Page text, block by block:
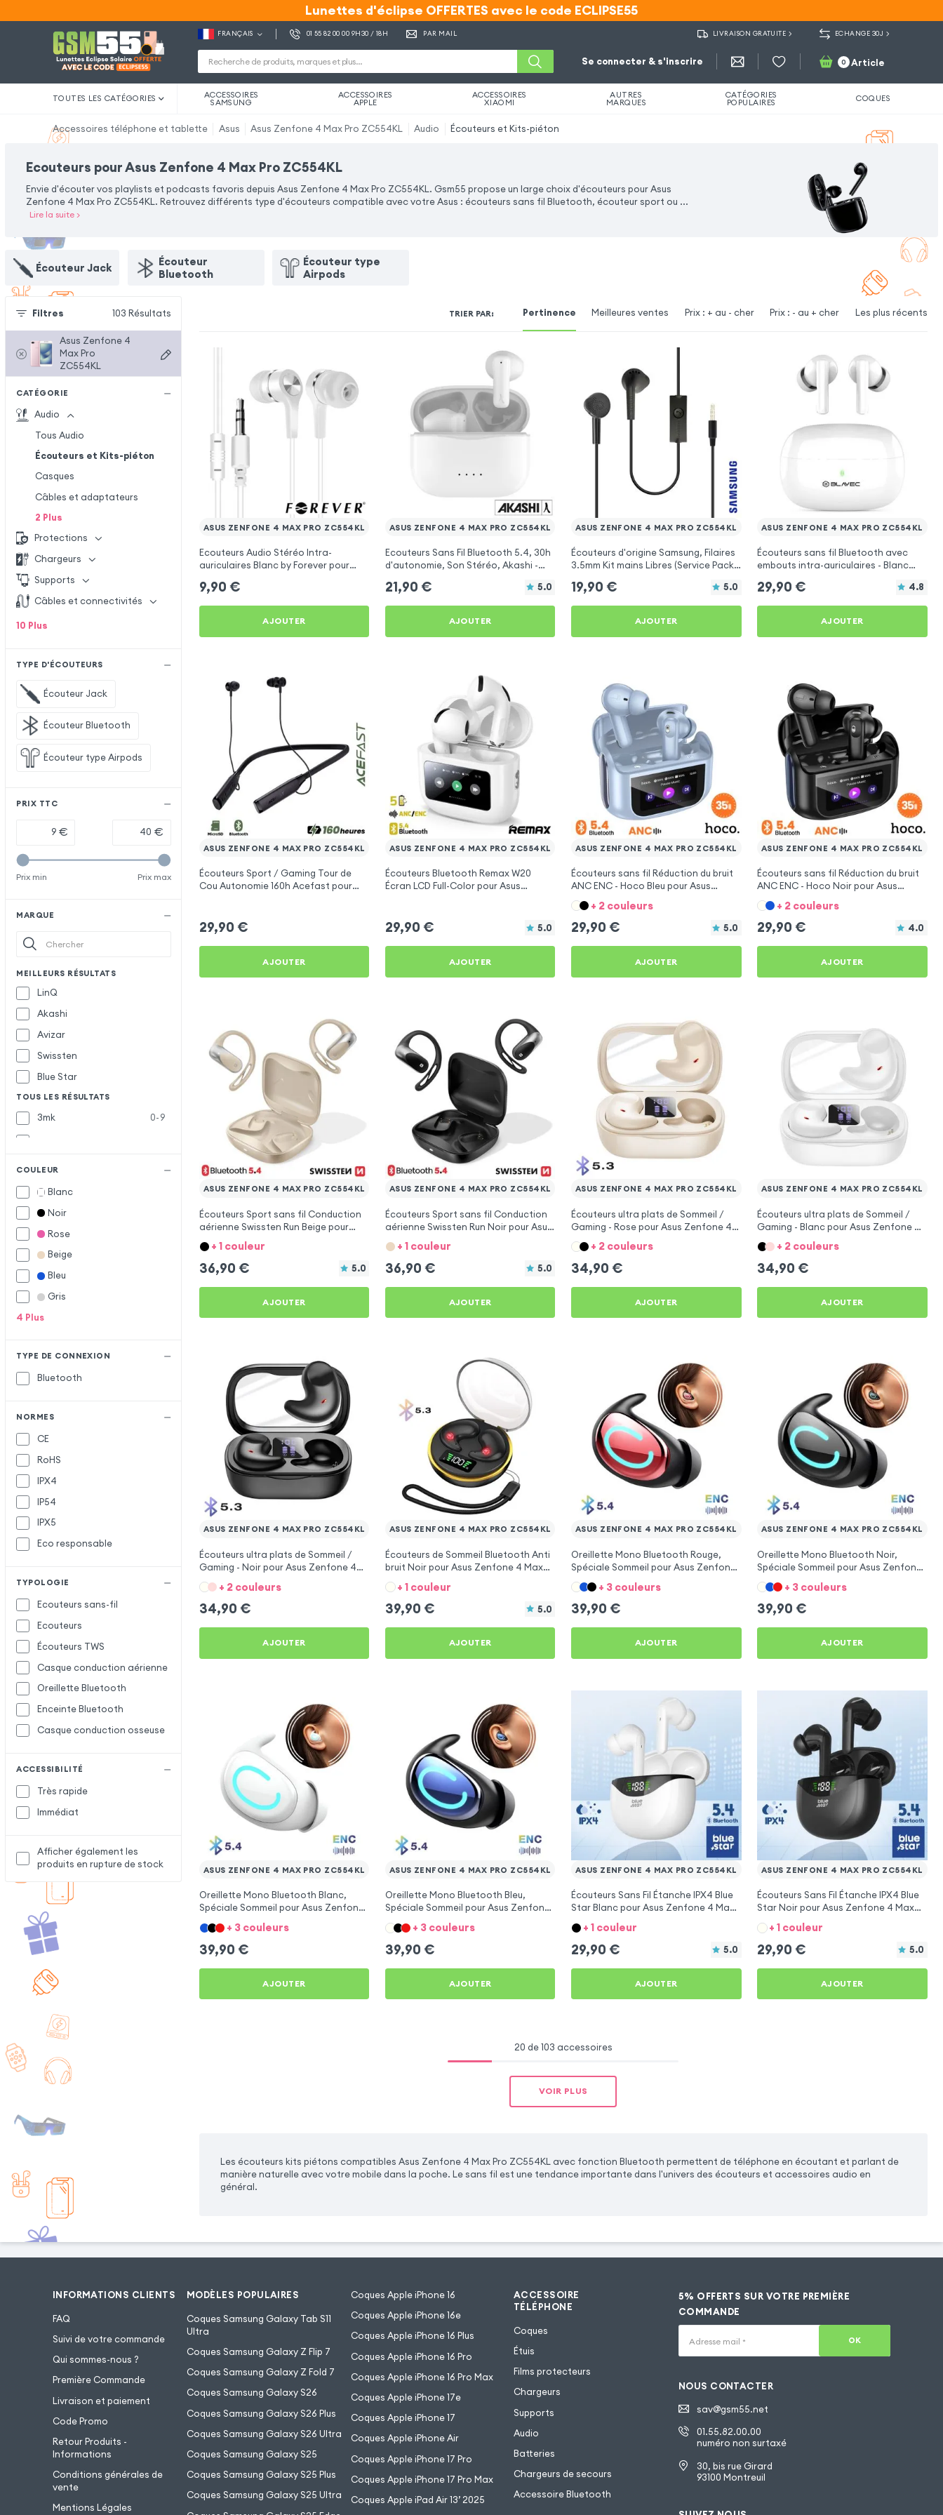
Lunettes d'éclipse OFFERTES avec le code ECLIPSE55
Lunettes d'éclipse OFFERTES avec le code ECLIPSE55
FRANÇAIS 01 55 82 00 00 9H30 / 18H PAR MAIL LIVRAISON GRATUITE ECHANGE 30J
Se connecter & s'inscrire 0 Article
TOUTES LES CATÉGORIES ACCESSOIRES
SAMSUNG
ACCESSOIRES
APPLE
ACCESSOIRES
XIAOMI
AUTRES
MARQUES
CATÉGORIES
POPULAIRES COQUES
Accessoires téléphone et tablette Asus Asus Zenfone 4 Max Pro ZC554KL Audio Écouteurs et Kits-piéton
Ecouteurs pour Asus Zenfone 4 Max Pro ZC554KL
Envie d'écouter vos playlists et podcasts favoris depuis Asus Zenfone 4 Max Pro ZC554KL. Gsm55 propose un large choix d'écouteurs pour Asus
Zenfone 4 Max Pro ZC554KL. Retrouvez différents type d'écouteurs compatible avec votre Asus : écouteurs sans fil Bluetooth, écouteur sport ou ...
Lire la suite>
Écouteur Jack
Écouteur
Bluetooth
Écouteur type
Airpods
Filtres 103 Résultats
Asus Zenfone 4
Max Pro
ZC554KL
CATÉGORIE
Audio
Tous Audio
Écouteurs et Kits-piéton
Casques
Câbles et adaptateurs
2 Plus
Protections
Chargeurs
Supports
Câbles et connectivités
10 Plus
TYPE D'ÉCOUTEURS
Écouteur Jack
Écouteur Bluetooth
Écouteur type Airpods
PRIX TTC
€ €
Prix min Prix max
MARQUE
MEILLEURS RÉSULTATS
LinQ
Akashi
Avizar
Swissten
Blue Star
TOUS LES RÉSULTATS
3mk
0-9
Belkin
Defunc
Doro
Force Play
Forever
Hoco
Inkax
Samsung
Setty
COULEUR
Blanc
Noir
Rose
Beige
Bleu
Gris
4 Plus
TYPE DE CONNEXION
Bluetooth
NORMES
CE
RoHS
IPX4
IP54
IPX5
Eco responsable
TYPOLOGIE
Ecouteurs sans-fil
Ecouteurs
Écouteurs TWS
Casque conduction aérienne
Oreillette Bluetooth
Enceinte Bluetooth
Casque conduction osseuse
ACCESSIBILITÉ
Très rapide
Immédiat
Afficher également les
produits en rupture de stock
TRIER PAR: Pertinence Meilleures ventes Prix : + au - cher Prix : - au + cher Les plus récents
ASUS ZENFONE 4 MAX PRO ZC554KL
Ecouteurs Audio Stéréo Intra-
auriculaires Blanc by Forever pour
9,90 €
AJOUTER
ASUS ZENFONE 4 MAX PRO ZC554KL
Ecouteurs Sans Fil Bluetooth 5.4, 30h
d'autonomie, Son Stéréo, Akashi -
ZC554KL
21,90 € 5.0
AJOUTER
ASUS ZENFONE 4 MAX PRO ZC554KL
Écouteurs d'origine Samsung, Filaires
3.5mm Kit mains Libres (Service Pack)
ZC554KL
19,90 € 5.0
AJOUTER
ASUS ZENFONE 4 MAX PRO ZC554KL
Écouteurs sans fil Bluetooth avec
embouts intra-auriculaires - Blanc
ZC554KL
29,90 € 4.8
AJOUTER
ASUS ZENFONE 4 MAX PRO ZC554KL
Écouteurs Sport / Gaming Tour de
Cou Autonomie 160h Acefast pour
29,90 €
AJOUTER
ASUS ZENFONE 4 MAX PRO ZC554KL
Écouteurs Bluetooth Remax W20
Écran LCD Full-Color pour Asus
29,90 € 5.0
AJOUTER
ASUS ZENFONE 4 MAX PRO ZC554KL
Écouteurs sans fil Réduction du bruit
ANC ENC - Hoco Bleu pour Asus
Zenfone 4 Max Pro ZC554KL
+ 2 couleurs
29,90 € 5.0
AJOUTER
ASUS ZENFONE 4 MAX PRO ZC554KL
Écouteurs sans fil Réduction du bruit
ANC ENC - Hoco Noir pour Asus
Zenfone 4 Max Pro ZC554KL
+ 2 couleurs
29,90 € 4.0
AJOUTER
ASUS ZENFONE 4 MAX PRO ZC554KL
Écouteurs Sport sans fil Conduction
aérienne Swissten Run Beige pour
Asus Zenfone 4 Max Pro ZC554KL
+ 1 couleur
36,90 € 5.0
AJOUTER
ASUS ZENFONE 4 MAX PRO ZC554KL
Écouteurs Sport sans fil Conduction
aérienne Swissten Run Noir pour Asus
Zenfone 4 Max Pro ZC554KL
+ 1 couleur
36,90 € 5.0
AJOUTER
ASUS ZENFONE 4 MAX PRO ZC554KL
Écouteurs ultra plats de Sommeil /
Gaming - Rose pour Asus Zenfone 4
Max Pro ZC554KL
+ 2 couleurs
34,90 €
AJOUTER
ASUS ZENFONE 4 MAX PRO ZC554KL
Écouteurs ultra plats de Sommeil /
Gaming - Blanc pour Asus Zenfone 4
Max Pro ZC554KL
+ 2 couleurs
34,90 €
AJOUTER
ASUS ZENFONE 4 MAX PRO ZC554KL
Écouteurs ultra plats de Sommeil /
Gaming - Noir pour Asus Zenfone 4
Max Pro ZC554KL
+ 2 couleurs
34,90 €
AJOUTER
ASUS ZENFONE 4 MAX PRO ZC554KL
Écouteurs de Sommeil Bluetooth Anti
bruit Noir pour Asus Zenfone 4 Max
Pro ZC554KL
+ 1 couleur
39,90 € 5.0
AJOUTER
ASUS ZENFONE 4 MAX PRO ZC554KL
Oreillette Mono Bluetooth Rouge,
Spéciale Sommeil pour Asus Zenfone
4 Max Pro ZC554KL
+ 3 couleurs
39,90 €
AJOUTER
ASUS ZENFONE 4 MAX PRO ZC554KL
Oreillette Mono Bluetooth Noir,
Spéciale Sommeil pour Asus Zenfone
4 Max Pro ZC554KL
+ 3 couleurs
39,90 €
AJOUTER
ASUS ZENFONE 4 MAX PRO ZC554KL
Oreillette Mono Bluetooth Blanc,
Spéciale Sommeil pour Asus Zenfone
4 Max Pro ZC554KL
+ 3 couleurs
39,90 €
AJOUTER
ASUS ZENFONE 4 MAX PRO ZC554KL
Oreillette Mono Bluetooth Bleu,
Spéciale Sommeil pour Asus Zenfone
4 Max Pro ZC554KL
+ 3 couleurs
39,90 €
AJOUTER
ASUS ZENFONE 4 MAX PRO ZC554KL
Écouteurs Sans Fil Étanche IPX4 Blue
Star Blanc pour Asus Zenfone 4 Max
Pro ZC554KL
+ 1 couleur
29,90 € 5.0
AJOUTER
ASUS ZENFONE 4 MAX PRO ZC554KL
Écouteurs Sans Fil Étanche IPX4 Blue
Star Noir pour Asus Zenfone 4 Max
Pro ZC554KL
+ 1 couleur
29,90 € 5.0
AJOUTER
20 de 103 accessoires
VOIR PLUS
Les écouteurs kits piétons compatibles Asus Zenfone 4 Max Pro ZC554KL avec fonction Bluetooth permettent de téléphone en écoutant et parlant de
manière naturelle avec votre mobile dans la poche. Le sans fil est une tendance importante dans l'univers des écouteurs et accessoires audio en
général.
INFORMATIONS CLIENTS
FAQ
Suivi de votre commande
Qui sommes-nous ?
Première Commande
Livraison et paiement
Code Promo
Retour Produits -
Informations
Conditions générales de
vente
Mentions Légales
MODÈLES POPULAIRES
Coques Samsung Galaxy Tab S11
Ultra
Coques Samsung Galaxy Z Flip 7
Coques Samsung Galaxy Z Fold 7
Coques Samsung Galaxy S26
Coques Samsung Galaxy S26 Plus
Coques Samsung Galaxy S26 Ultra
Coques Samsung Galaxy S25
Coques Samsung Galaxy S25 Plus
Coques Samsung Galaxy S25 Ultra
Coques Apple iPhone 16
Coques Apple iPhone 16e
Coques Apple iPhone 16 Plus
Coques Apple iPhone 16 Pro
Coques Apple iPhone 16 Pro Max
Coques Apple iPhone 17e
Coques Apple iPhone 17
Coques Apple iPhone Air
Coques Apple iPhone 17 Pro
Coques Apple iPhone 17 Pro Max
Coques Apple iPad Air 13’ 2025
ACCESSOIRE
TÉLÉPHONE
Coques
Étuis
Films protecteurs
Chargeurs
Supports
Audio
Batteries
Chargeurs de secours
Accessoire Bluetooth
5% OFFERTS SUR VOTRE PREMIÈRE
COMMANDE
Adresse mail * OK
NOUS CONTACTER
sav@gsm55.net
01.55.82.00.00
numéro non surtaxé
30, bis rue Girard
93100 Montreuil